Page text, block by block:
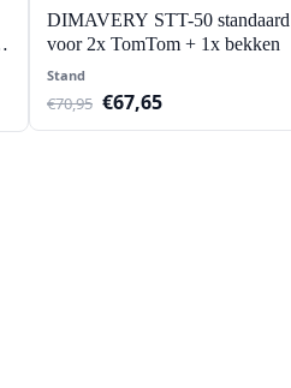
DIMAVERY STT-50 standaard
voor 2x TomTom + 1x bekken
Stand
€70,95 Oorspronkelijke
€67,65Huidige